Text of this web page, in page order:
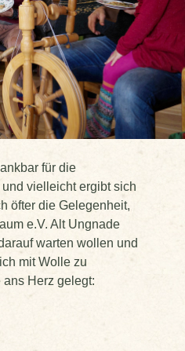
für die
vielleicht ergibt sich
öfter die Gelegenheit,
e.V. Alt Ungnade
warten wollen und
mit Wolle zu
Herz gelegt: